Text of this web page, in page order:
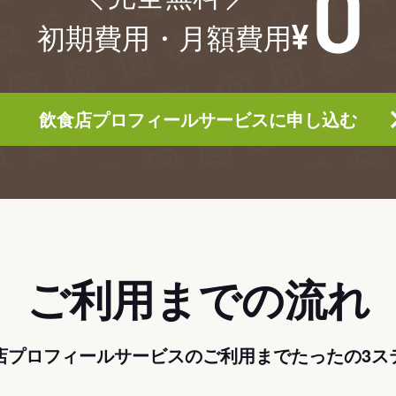
初期費用・月額費用
飲食店プロフィールサービスに申し込む
ご利用までの流れ
プロフィールサービスのご利用までたったの3ス